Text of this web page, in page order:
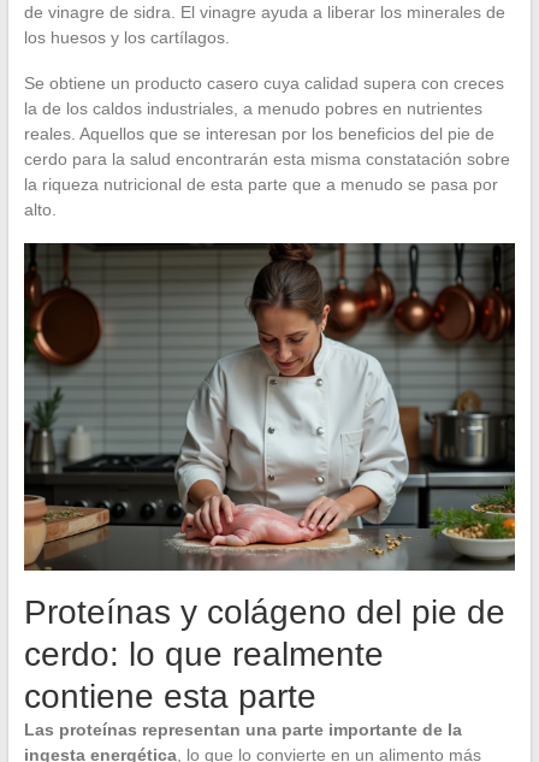
de vinagre de sidra. El vinagre ayuda a liberar los minerales de
los huesos y los cartílagos.
Se obtiene un producto casero cuya calidad supera con creces
la de los caldos industriales, a menudo pobres en nutrientes
reales. Aquellos que se interesan por los beneficios del pie de
cerdo para la salud encontrarán esta misma constatación sobre
la riqueza nutricional de esta parte que a menudo se pasa por
alto.
Proteínas y colágeno del pie de
cerdo: lo que realmente
contiene esta parte
Las proteínas representan una parte importante de la
ingesta energética, lo que lo convierte en un alimento más